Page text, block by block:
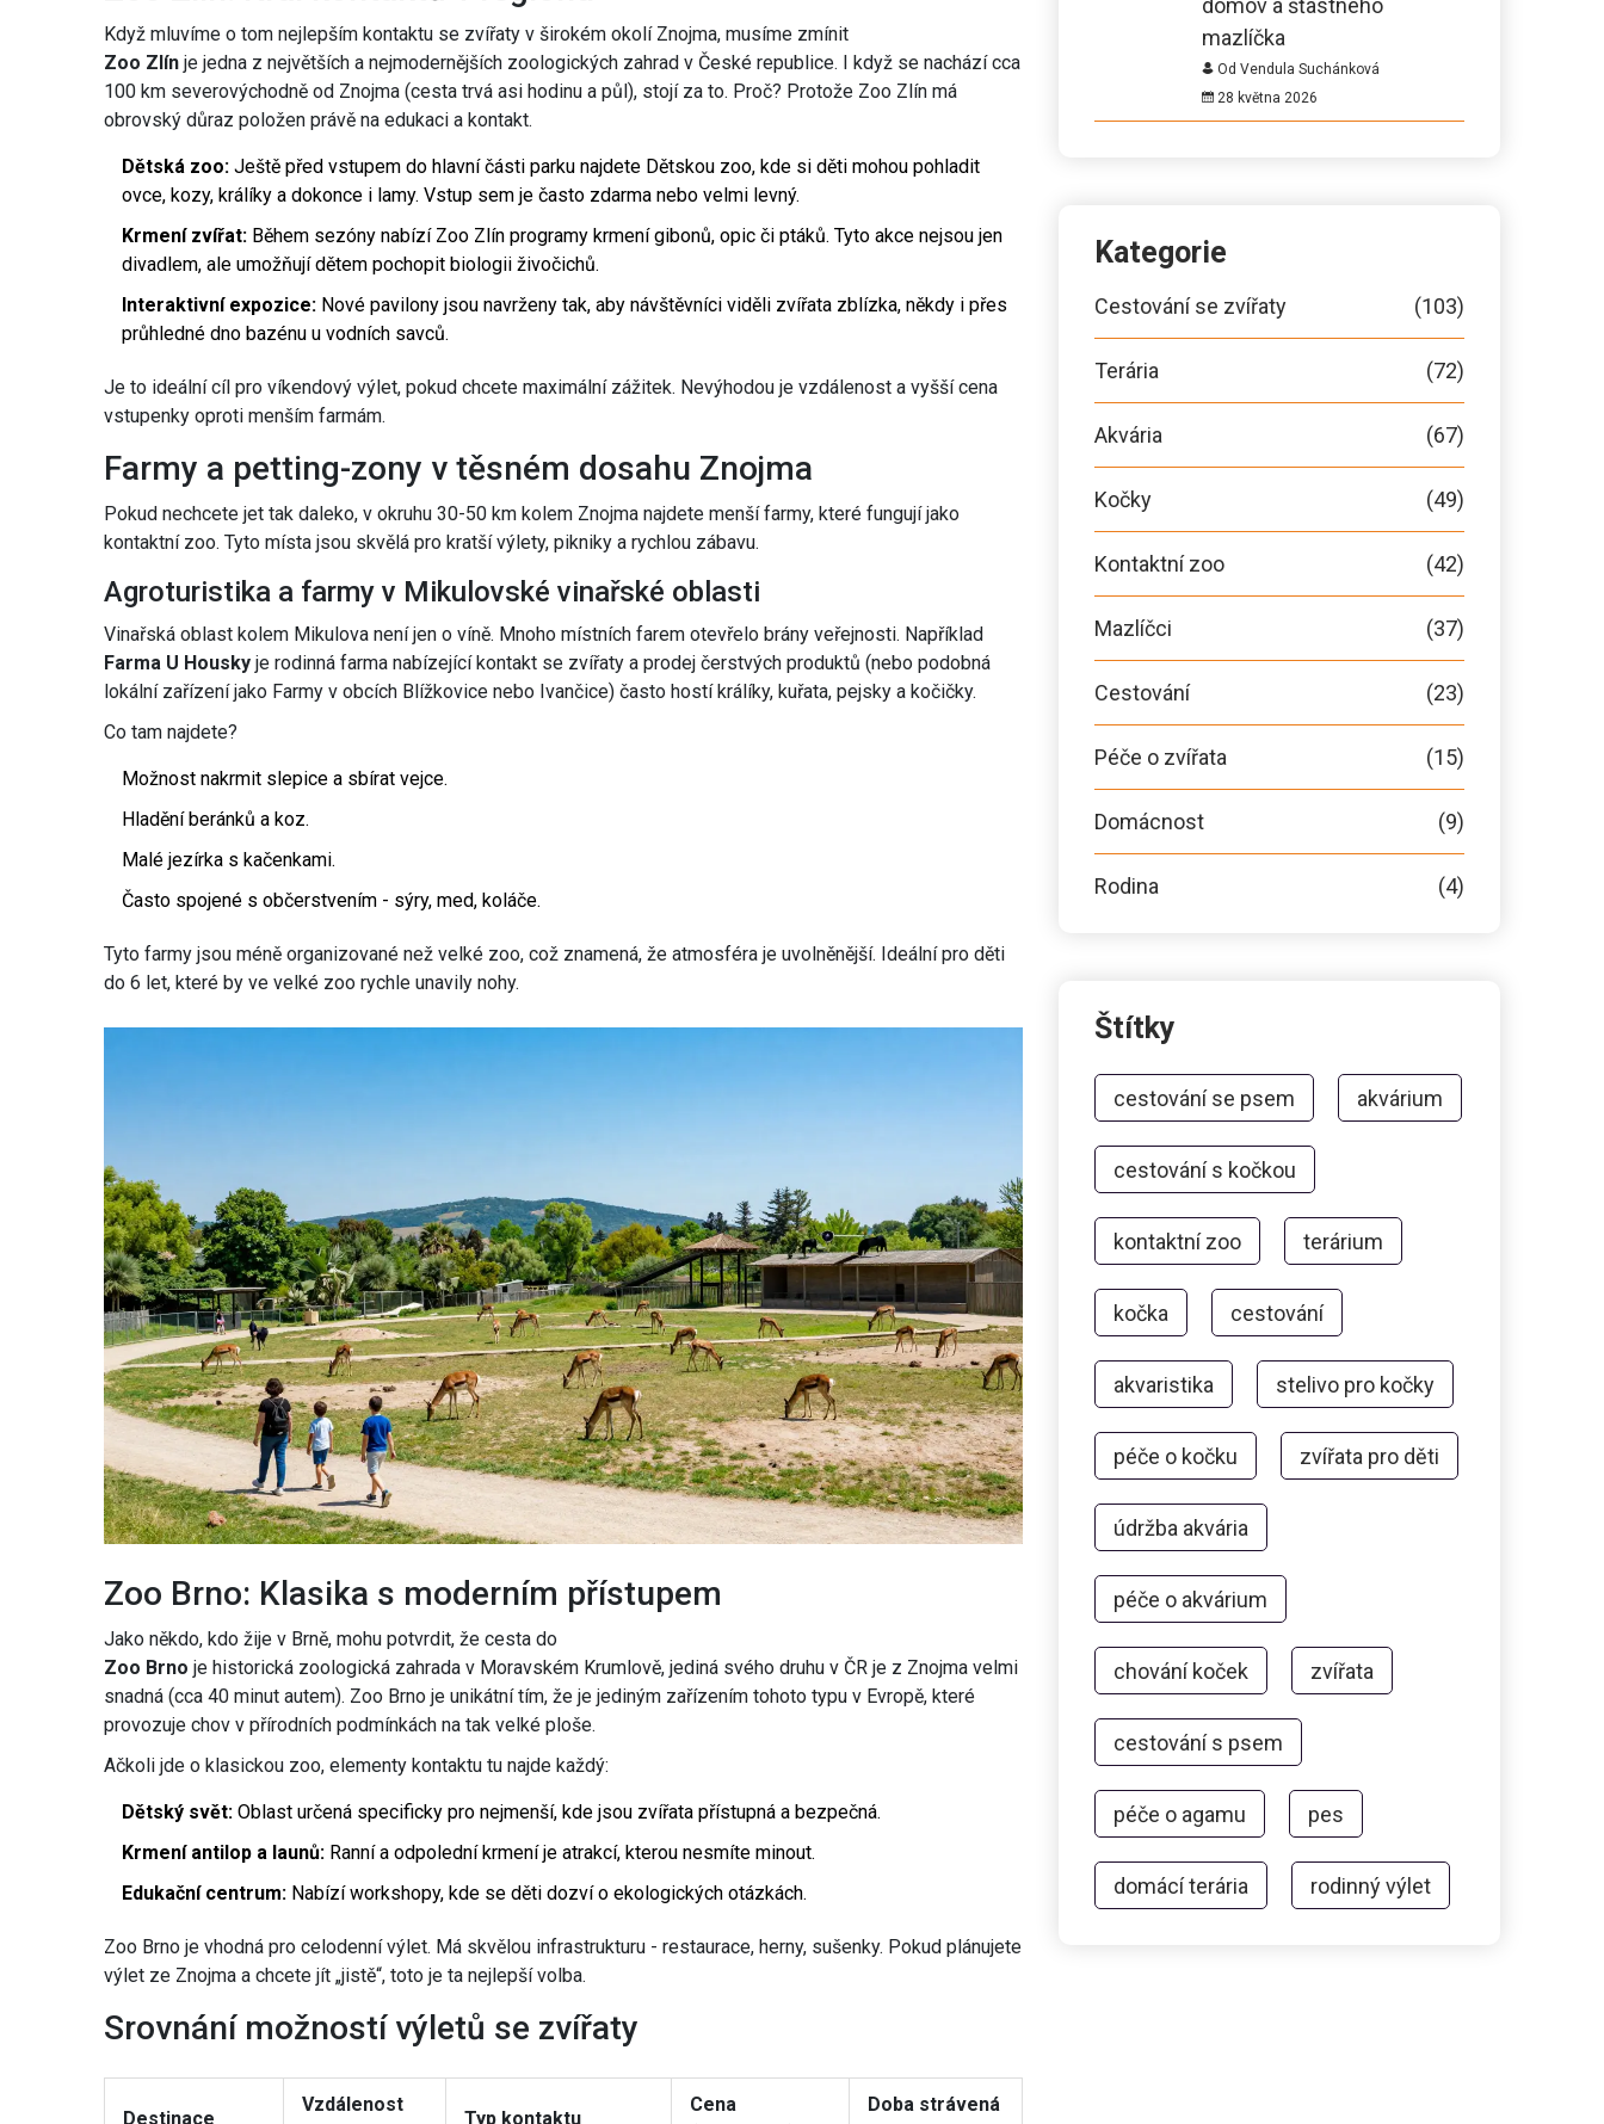
Když mluvíme o tom nejlepším kontaktu se zvířaty v širokém okolí Znojma, musíme zmínit
Zoo Zlín je jedna z největších a nejmodernějších zoologických zahrad v České republice. I když se nachází cca
100 km severovýchodně od Znojma (cesta trvá asi hodinu a půl), stojí za to. Proč? Protože Zoo Zlín má
obrovský důraz položen právě na edukaci a kontakt.
Dětská zoo: Ještě před vstupem do hlavní části parku najdete Dětskou zoo, kde si děti mohou pohladit
ovce, kozy, králíky a dokonce i lamy. Vstup sem je často zdarma nebo velmi levný.
Krmení zvířat: Během sezóny nabízí Zoo Zlín programy krmení gibonů, opic či ptáků. Tyto akce nejsou jen
divadlem, ale umožňují dětem pochopit biologii živočichů.
Interaktivní expozice: Nové pavilony jsou navrženy tak, aby návštěvníci viděli zvířata zblízka, někdy i přes
průhledné dno bazénu u vodních savců.
Je to ideální cíl pro víkendový výlet, pokud chcete maximální zážitek. Nevýhodou je vzdálenost a vyšší cena
vstupenky oproti menším farmám.
Farmy a petting-zony v těsném dosahu Znojma
Pokud nechcete jet tak daleko, v okruhu 30-50 km kolem Znojma najdete menší farmy, které fungují jako
kontaktní zoo. Tyto místa jsou skvělá pro kratší výlety, pikniky a rychlou zábavu.
Agroturistika a farmy v Mikulovské vinařské oblasti
Vinařská oblast kolem Mikulova není jen o víně. Mnoho místních farem otevřelo brány veřejnosti. Například
Farma U Housky je rodinná farma nabízející kontakt se zvířaty a prodej čerstvých produktů (nebo podobná
lokální zařízení jako Farmy v obcích Blížkovice nebo Ivančice) často hostí králíky, kuřata, pejsky a kočičky.
Co tam najdete?
Možnost nakrmit slepice a sbírat vejce.
Hladění beránků a koz.
Malé jezírka s kačenkami.
Často spojené s občerstvením - sýry, med, koláče.
Tyto farmy jsou méně organizované než velké zoo, což znamená, že atmosféra je uvolněnější. Ideální pro děti
do 6 let, které by ve velké zoo rychle unavily nohy.
Zoo Brno: Klasika s moderním přístupem
Jako někdo, kdo žije v Brně, mohu potvrdit, že cesta do
Zoo Brno je historická zoologická zahrada v Moravském Krumlově, jediná svého druhu v ČR je z Znojma velmi
snadná (cca 40 minut autem). Zoo Brno je unikátní tím, že je jediným zařízením tohoto typu v Evropě, které
provozuje chov v přírodních podmínkách na tak velké ploše.
Ačkoli jde o klasickou zoo, elementy kontaktu tu najde každý:
Dětský svět: Oblast určená specificky pro nejmenší, kde jsou zvířata přístupná a bezpečná.
Krmení antilop a launů: Ranní a odpolední krmení je atrakcí, kterou nesmíte minout.
Edukační centrum: Nabízí workshopy, kde se děti dozví o ekologických otázkách.
Zoo Brno je vhodná pro celodenní výlet. Má skvělou infrastrukturu - restaurace, herny, sušenky. Pokud plánujete
výlet ze Znojma a chcete jít „jistě“, toto je ta nejlepší volba.
Srovnání možností výletů se zvířaty
Destinace
Vzdálenost
Typ kontaktu
Cena
Doba strávená
domov a šťastného
mazlíčka
Od Vendula Suchánková
28 května 2026
Kategorie
Cestování se zvířaty (103)
Terária (72)
Akvária (67)
Kočky (49)
Kontaktní zoo (42)
Mazlíčci (37)
Cestování (23)
Péče o zvířata (15)
Domácnost (9)
Rodina (4)
Štítky
cestování se psem akvárium
cestování s kočkou
kontaktní zoo terárium
kočka cestování
akvaristika stelivo pro kočky
péče o kočku zvířata pro děti
údržba akvária
péče o akvárium
chování koček zvířata
cestování s psem
péče o agamu pes
domácí terária rodinný výlet